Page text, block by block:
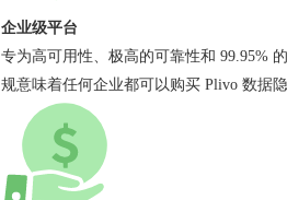
企业级平台
专为高可用性、极高的可靠性和 99.95%
规意味着任何企业都可以购买 Plivo 数据隐